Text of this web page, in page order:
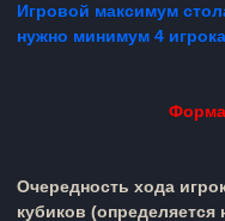
Игровой максимум
нужно минимум 4
Очередность хода
кубиков